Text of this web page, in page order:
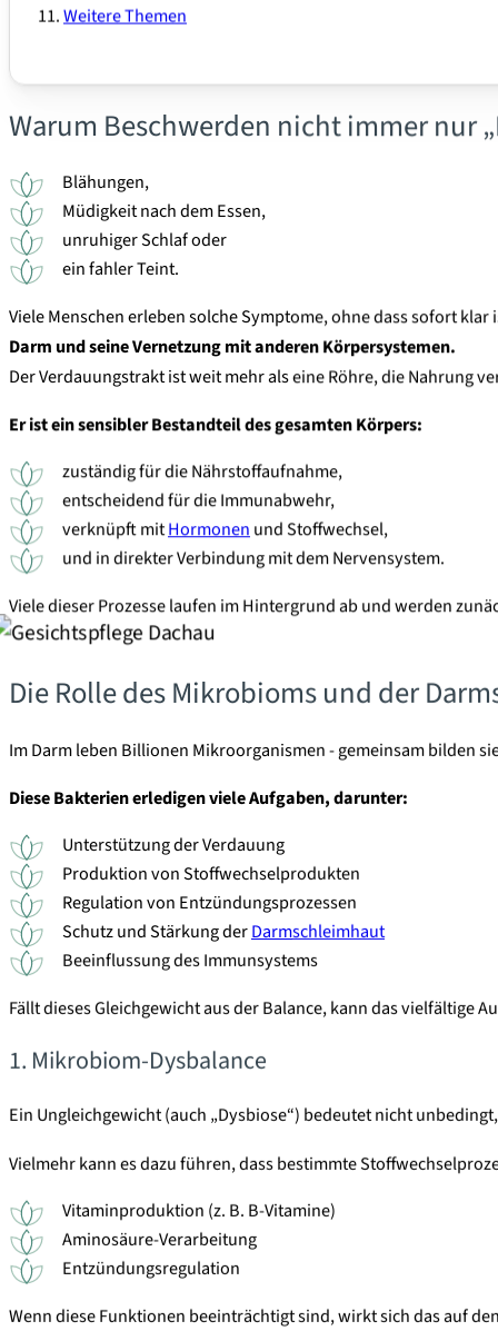
Weitere Themen
Warum Beschwerden nicht immer nur
Blähungen,
Müdigkeit nach dem Essen,
unruhiger Schlaf oder
ein fahler Teint.
Viele Menschen erleben solche Symptome, ohne dass sofort
Darm und seine Vernetzung mit anderen Körpersystemen.
Der Verdauungstrakt ist weit mehr als eine Röhre, die Nahrung
Er ist ein sensibler Bestandteil des gesamten Körpers:
zuständig für dieNährstoffaufnahme,
entscheidend für dieImmunabwehr,
verknüpft mitHormonen und Stoffwechsel,
und in direkter Verbindung mit demNervensystem.
Viele dieser Prozesse laufen im Hintergrund ab und werden
Die Rolle des Mikrobioms und der
Im Darm leben Billionen Mikroorganismen - gemeinsam bilden
Diese Bakterien erledigen viele Aufgaben, darunter:
Unterstützung der Verdauung
Produktion von Stoffwechselprodukten
Regulation von Entzündungsprozessen
Schutz und Stärkung derDarmschleimhaut
Beeinflussung des Immunsystems
Fällt dieses Gleichgewicht aus der Balance, kann das vielfältige
1. Mikrobiom-Dysbalance
Ein Ungleichgewicht (auch „Dysbiose“) bedeutet nicht
Vielmehr kann es dazu führen, dass bestimmte
Vitaminproduktion (z. B. B-Vitamine)
Aminosäure-Verarbeitung
Entzündungsregulation
Wenn diese Funktionen beeinträchtigt sind, wirkt sich das auf